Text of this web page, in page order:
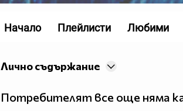
Лично съдържание
Потребителят все още няма
Начало Плейлисти Любими